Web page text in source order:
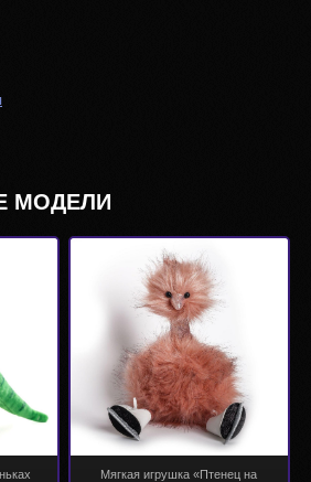
МОДЕЛИ
Мягкая игрушка «Птенец на